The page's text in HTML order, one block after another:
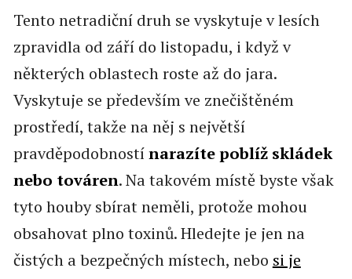
Tento netradiční druh se vyskytuje v lesích
zpravidla od září do listopadu, i když v
některých oblastech roste až do jara.
Vyskytuje se především ve znečištěném
prostředí, takže na něj s největší
pravděpodobnostínarazíte poblíž skládek
nebo továren. Na takovém místě byste však
tyto houby sbírat neměli, protože mohou
obsahovat plno toxinů. Hledejte je jen na
čistých a bezpečných místech, nebo si je